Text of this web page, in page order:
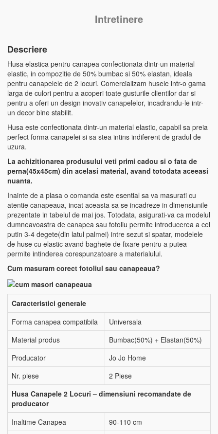
Intretinere
Descriere
Husa elastica pentru canapea confectionata dintr-un material
elastic, in compozitie de 50% bumbac si 50% elastan, ideala
pentru canapelele de 2 locuri. Comercializam husele intr-o gama
larga de culori pentru a acoperi toate gusturile clientilor dar si
pentru a oferi un design inovativ canapelelor, incadrandu-le intr-
un decor bine stabilit.
Husa este confectionata dintr-un material elastic, capabil sa preia
perfect forma canapelei si sa stea intins indiferent de gradul de
uzura.
La achizitionarea produsului veti primi cadou si o fata de
perna(45x45cm) din acelasi material, avand totodata aceeasi
nuanta.
Inainte de a plasa o comanda este esential sa va masurati cu
atentie canapeaua, incat aceasta sa se incadreze in dimensiunile
prezentate in tabelul de mai jos. Totodata, asigurati-va ca modelul
dumneavoastra de canapea sau fotoliu permite introducerea a cel
putin 3-4 degete(din latul palmei) intre sezut si spatar, modelele
de huse cu elastic avand baghete de fixare pentru a putea
permite intinderea corespunzatoare a materialului.
Cum masuram corect fotoliul sau canapeaua?
Caracteristici generale
Forma canapea compatibila
Universala
Material produs
Bumbac(50%) + Elastan(50%)
Producator
Jo Jo Home
Nr. piese
2 Piese
Husa Canapele 2 Locuri – dimensiuni recomandate de
producator
Inaltime Canapea
90-110 cm